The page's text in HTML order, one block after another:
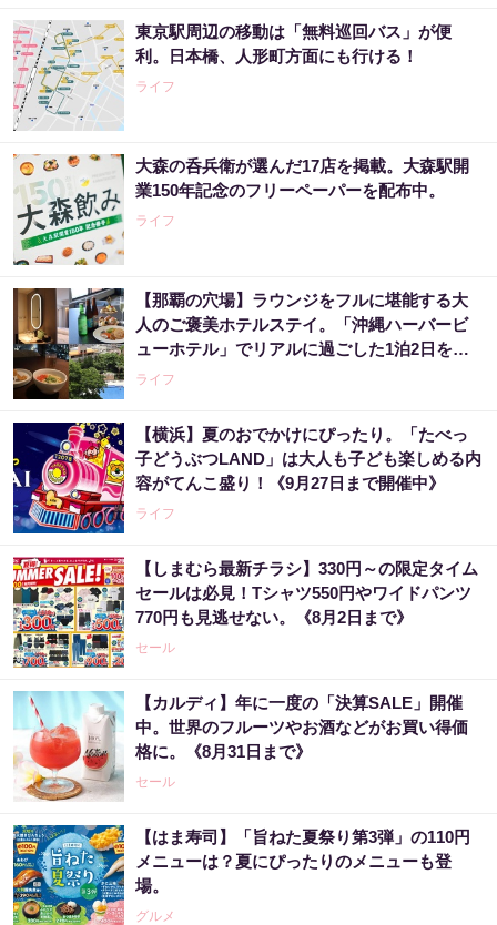
東京駅周辺の移動は「無料巡回バス」が便
利。日本橋、人形町方面にも行ける！
ライフ
大森の呑兵衛が選んだ17店を掲載。大森駅開
業150年記念のフリーペーパーを配布中。
ライフ
【那覇の穴場】ラウンジをフルに堪能する大
人のご褒美ホテルステイ。「沖縄ハーバービ
ューホテル」でリアルに過ごした1泊2日をレ
ビュー。
ライフ
【横浜】夏のおでかけにぴったり。「たべっ
子どうぶつLAND」は大人も子ども楽しめる内
容がてんこ盛り！《9月27日まで開催中》
ライフ
【しまむら最新チラシ】330円～の限定タイム
セールは必見！Tシャツ550円やワイドパンツ
770円も見逃せない。《8月2日まで》
セール
【カルディ】年に一度の「決算SALE」開催
中。世界のフルーツやお酒などがお買い得価
格に。《8月31日まで》
セール
【はま寿司】「旨ねた夏祭り第3弾」の110円
メニューは？夏にぴったりのメニューも登
場。
グルメ